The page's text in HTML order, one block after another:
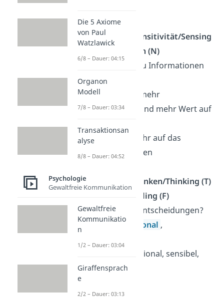
2. Buchstabe: Sensitivität/Sensing
(S) oder Intuition (N)
→ Wie nimmst du Informationen
auf?
→ Sensitivität = mehr
faktenbezogen und mehr Wert auf
→ Intuition = mehr auf das
Bauchgefühl hören
3. Buchstabe: Denken/Thinking (T)
oder Fühlen/Feeling (F)
→ Wie fällst du Entscheidungen?
→ Denken =
rational ,
→ Fühlen = emotional, sensibel,
empathisch
Die 5 Axiome
von Paul
Watzlawick
6/8 – Dauer: 04:15
Organon
Modell
7/8 – Dauer: 03:34
Transaktionsan
alyse
8/8 – Dauer: 04:52
Psychologie
Gewaltfreie Kommunikation
Gewaltfreie
Kommunikatio
n
1/2 – Dauer: 03:04
Giraffensprach
e
2/2 – Dauer: 03:13